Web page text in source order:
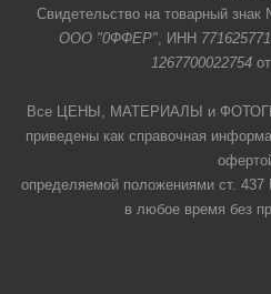
Свидетельство на товарный
ООО "0ФФЕР", ИНН
1267700022754
Все ЦЕНЫ, МАТЕРИАЛЫ и
приведены как справочная
определяемой положениями ст.
в любое время без